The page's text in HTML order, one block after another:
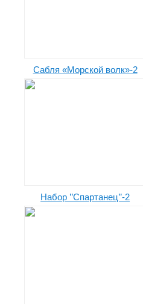
Сабля «Морской волк»-2
Набор ’’Спартанец’’-2